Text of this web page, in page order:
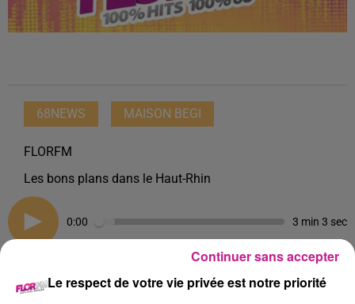
68NEWS MAISON BEGI
FLORFM
Les bons plans dans le Haut-Rhin
0:00 3 min 3 sec
12 janvier 2024 - 3 min 3 sec
Le respect de votre vie privée est notre priorité
Continuer sans accepter